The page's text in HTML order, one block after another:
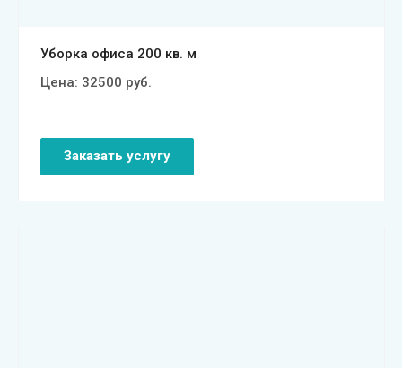
Уборка офиса 200 кв. м
Цена: 32500 руб.
Заказать услугу